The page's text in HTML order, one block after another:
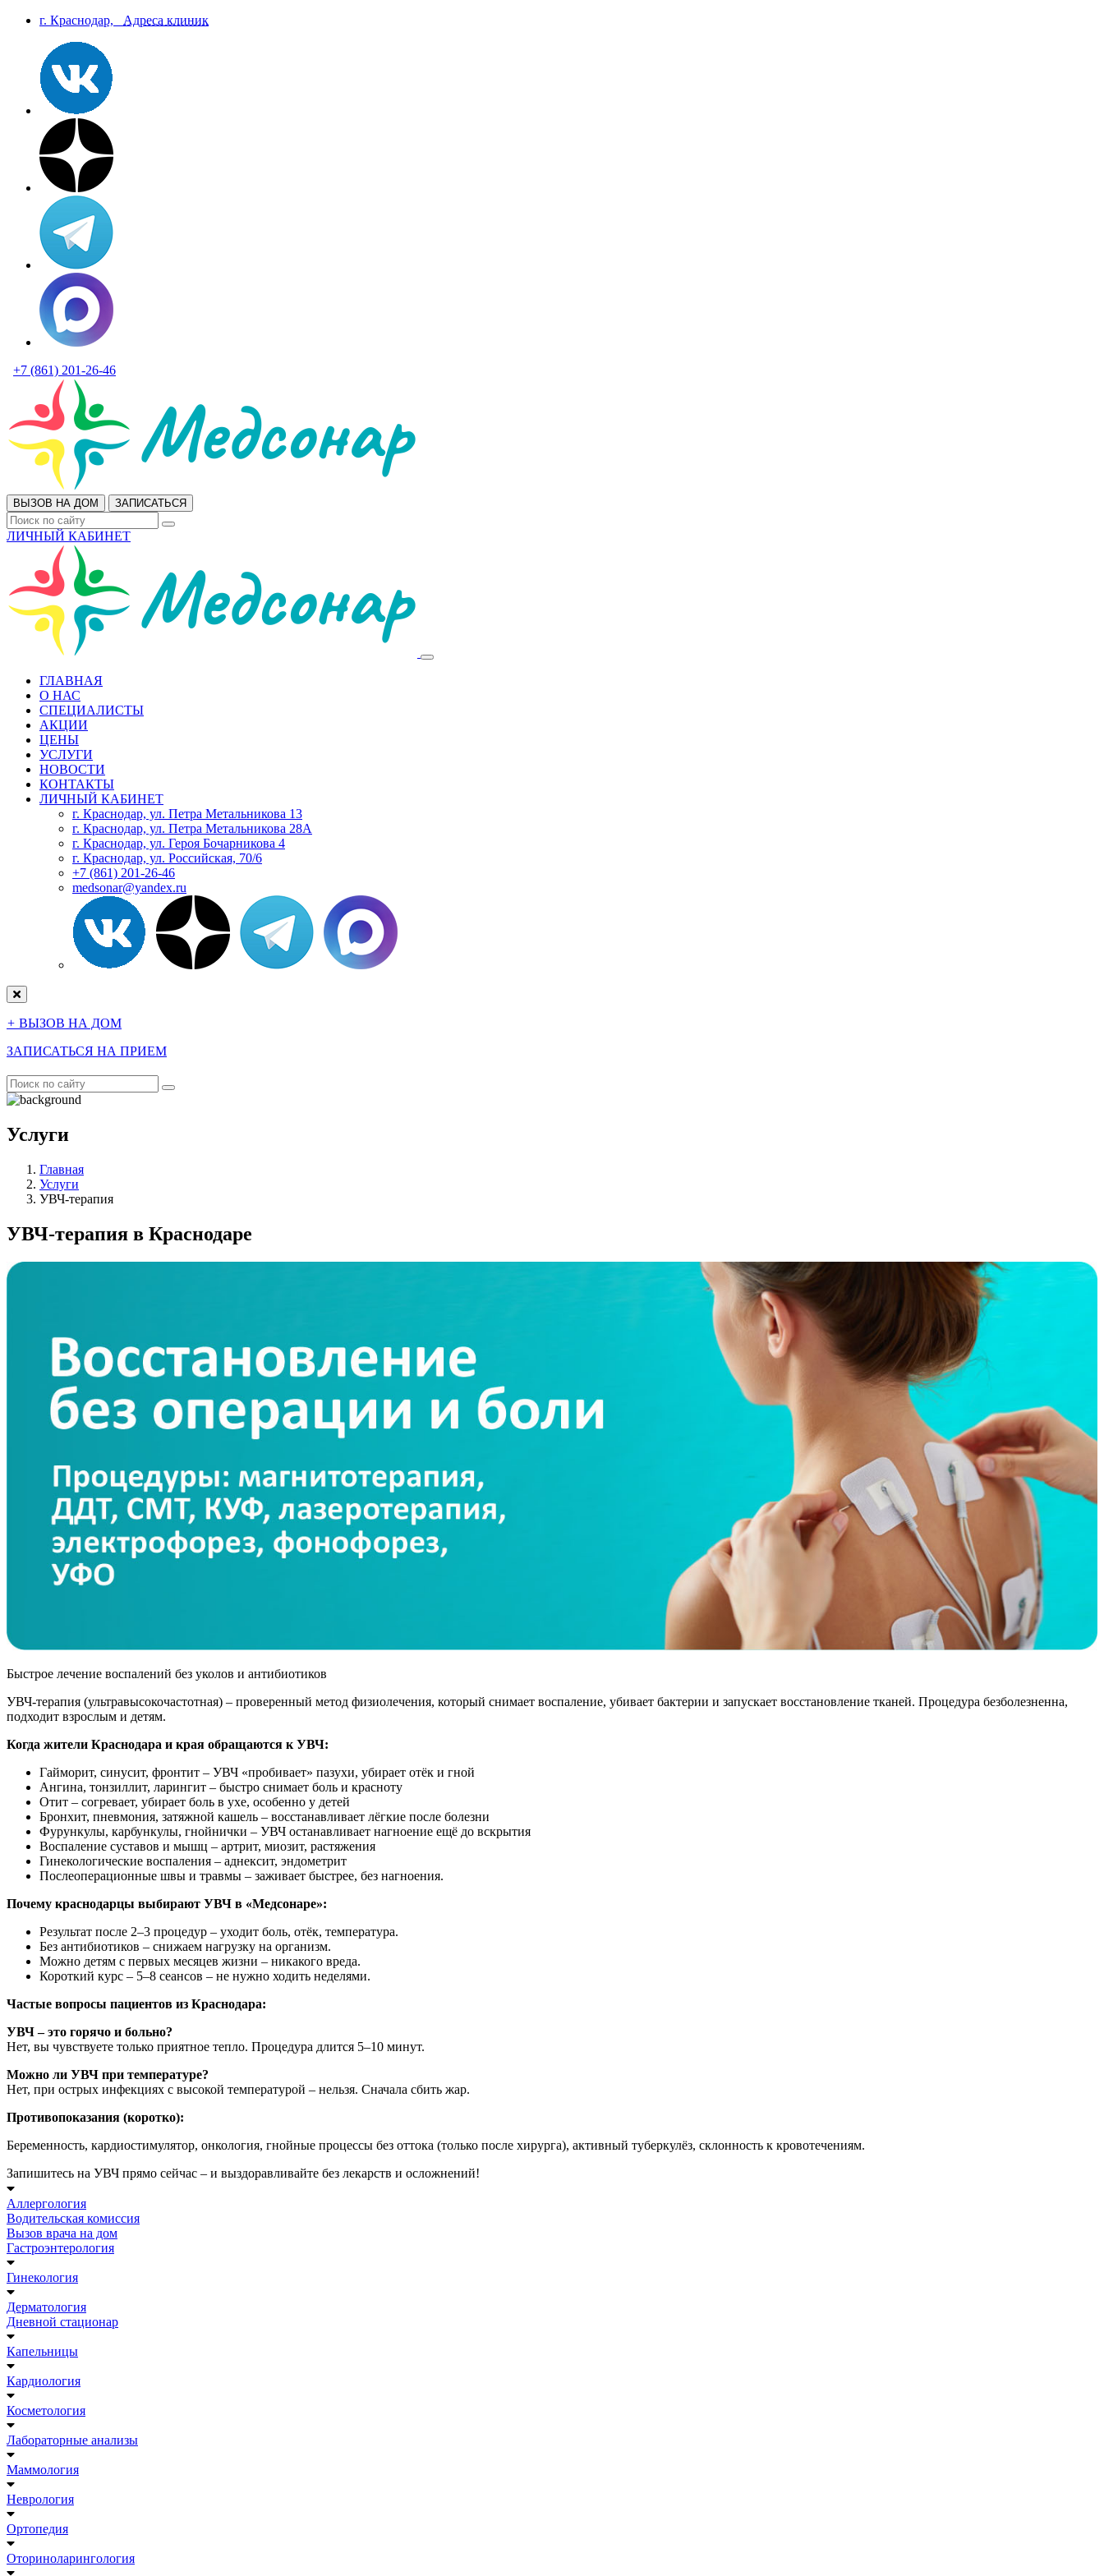
г. Краснодар, Aдреса клиник
+7 (861) 201-26-46
ВЫЗОВ НА ДОМ ЗАПИСАТЬСЯ
ЛИЧНЫЙ КАБИНЕТ
ГЛАВНАЯ
О НАС
СПЕЦИАЛИСТЫ
АКЦИИ
ЦЕНЫ
УСЛУГИ
НОВОСТИ
КОНТАКТЫ
ЛИЧНЫЙ КАБИНЕТ
г. Краснодар, ул. Петра Метальникова 13
г. Краснодар, ул. Петра Метальникова 28А
г. Краснодар, ул. Героя Бочарникова 4
г. Краснодар, ул. Российская, 70/6
+7 (861) 201-26-46
medsonar@yandex.ru
+ ВЫЗОВ НА ДОМ
ЗАПИСАТЬСЯ НА ПРИЕМ
Услуги
Главная
Услуги
УВЧ-терапия
УВЧ-терапия в Краснодаре
Быстрое лечение воспалений без уколов и антибиотиков
УВЧ-терапия (ультравысокочастотная) – проверенный метод физиолечения, который снимает воспаление, убивает бактерии и запускает восстановление тканей. Процедура безболезненна,
подходит взрослым и детям.
Когда жители Краснодара и края обращаются к УВЧ:
Гайморит, синусит, фронтит – УВЧ «пробивает» пазухи, убирает отёк и гной
Ангина, тонзиллит, ларингит – быстро снимает боль и красноту
Отит – согревает, убирает боль в ухе, особенно у детей
Бронхит, пневмония, затяжной кашель – восстанавливает лёгкие после болезни
Фурункулы, карбункулы, гнойнички – УВЧ останавливает нагноение ещё до вскрытия
Воспаление суставов и мышц – артрит, миозит, растяжения
Гинекологические воспаления – аднексит, эндометрит
Послеоперационные швы и травмы – заживает быстрее, без нагноения.
Почему краснодарцы выбирают УВЧ в «Медсонаре»:
Результат после 2–3 процедур – уходит боль, отёк, температура.
Без антибиотиков – снижаем нагрузку на организм.
Можно детям с первых месяцев жизни – никакого вреда.
Короткий курс – 5–8 сеансов – не нужно ходить неделями.
Частые вопросы пациентов из Краснодара:
УВЧ – это горячо и больно?
Нет, вы чувствуете только приятное тепло. Процедура длится 5–10 минут.
Можно ли УВЧ при температуре?
Нет, при острых инфекциях с высокой температурой – нельзя. Сначала сбить жар.
Противопоказания (коротко):
Беременность, кардиостимулятор, онкология, гнойные процессы без оттока (только после хирурга), активный туберкулёз, склонность к кровотечениям.
Запишитесь на УВЧ прямо сейчас – и выздоравливайте без лекарств и осложнений!
Аллергология
Водительская комиссия
Вызов врача на дом
Гастроэнтерология
Гинекология
Дерматология
Дневной стационар
Капельницы
Кардиология
Косметология
Лабораторные анализы
Маммология
Неврология
Ортопедия
Оториноларингология